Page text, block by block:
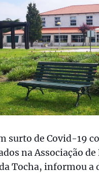
surto de Covid-19
na Associação
Tocha, informou a